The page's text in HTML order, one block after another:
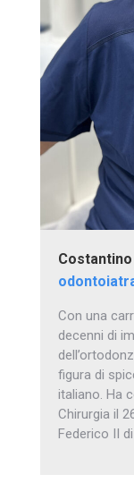
Con una
decenni di
figura di
italiano. Ha
Chirurgia il
Federico II